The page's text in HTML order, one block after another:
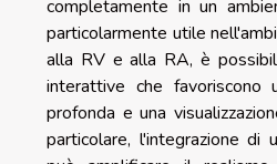
completamente in un
particolarmente utile
alla RV e alla RA, è
interattive che favoriscono
profonda e una
particolare, l'integrazione di